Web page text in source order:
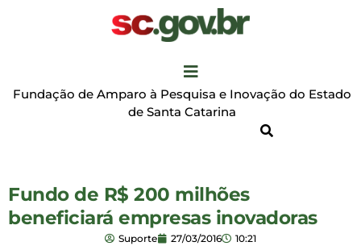
Fundação de Amparo à Pesquisa e Inovação do Estado
de Santa Catarina
Fundo de R$ 200 milhões
beneficiará empresas inovadoras
Suporte 27/03/2016 10:21